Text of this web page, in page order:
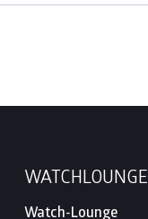
WATCHLOUNGE
Watch-Lounge